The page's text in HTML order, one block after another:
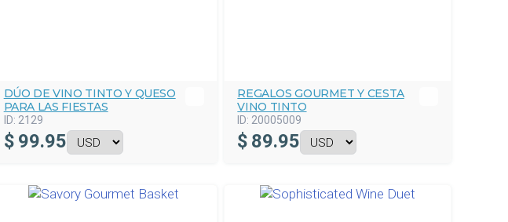
DÚO DE VINO TINTO Y QUESO
PARA LAS FIESTAS
ID: 2129
$ 99.95
REGALOS GOURMET Y CESTA
VINO TINTO
ID: 20005009
$ 89.95